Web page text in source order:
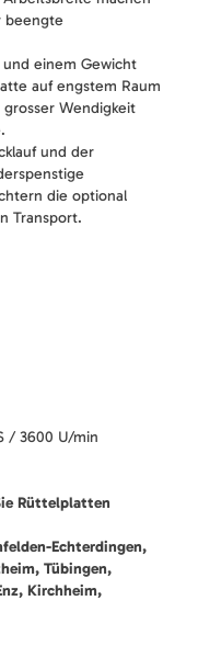
beengte
einem Gewicht
auf engstem Raum
Wendigkeit
und der
die optional
Transport.
/ 3600 U/min
Rüttelplatten
Echterdingen,
Tübingen,
Kirchheim,